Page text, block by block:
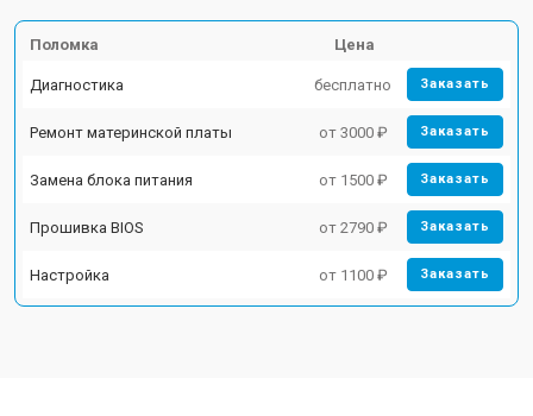
Поломка Цена
Диагностика бесплатно Заказать
Ремонт материнской платы от 3000 ₽ Заказать
Замена блока питания от 1500 ₽ Заказать
Прошивка BIOS от 2790 ₽ Заказать
Настройка от 1100 ₽ Заказать